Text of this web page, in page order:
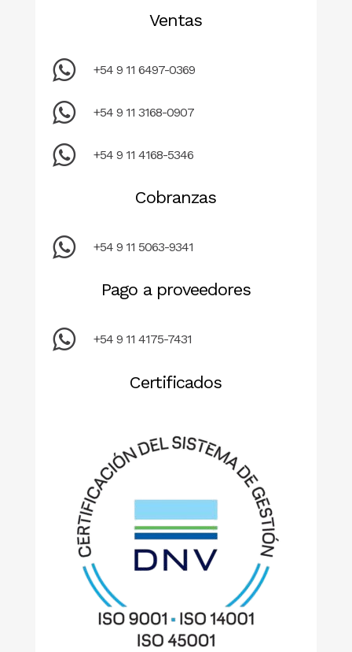
Ventas
+54 9 11 6497-0369
+54 9 11 3168-0907
+54 9 11 4168-5346
Cobranzas
+54 9 11 5063-9341
Pago a proveedores
+54 9 11 4175-7431
Certificados